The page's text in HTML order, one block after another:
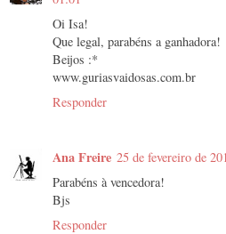
Oi Isa!
Que legal, parabéns a ganhadora!
Beijos :*
www.guriasvaidosas.com.br
Responder
Ana Freire 25 de fevereiro de
Parabéns à vencedora!
Bjs
Responder